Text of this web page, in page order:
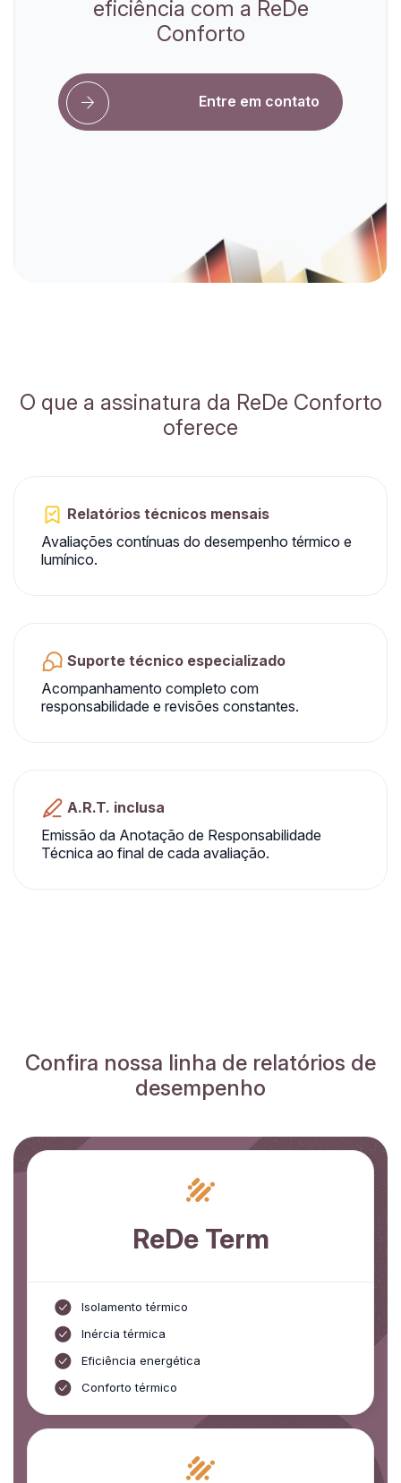
eficiência com a ReDe
Conforto
Entre em contato
O que a assinatura da ReDe Conforto
oferece
Relatórios técnicos mensais
Avaliações contínuas do desempenho térmico e
lumínico.
Suporte técnico especializado
Acompanhamento completo com
responsabilidade e revisões constantes.
A.R.T. inclusa
Emissão da Anotação de Responsabilidade
Técnica ao final de cada avaliação.
Confira nossa linha de relatórios de
desempenho
ReDe Term
Isolamento térmico
Inércia térmica
Eficiência energética
Conforto térmico